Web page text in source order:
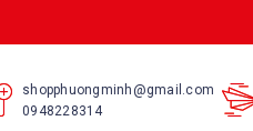
shopphuongminh@gmail.com
0948228314